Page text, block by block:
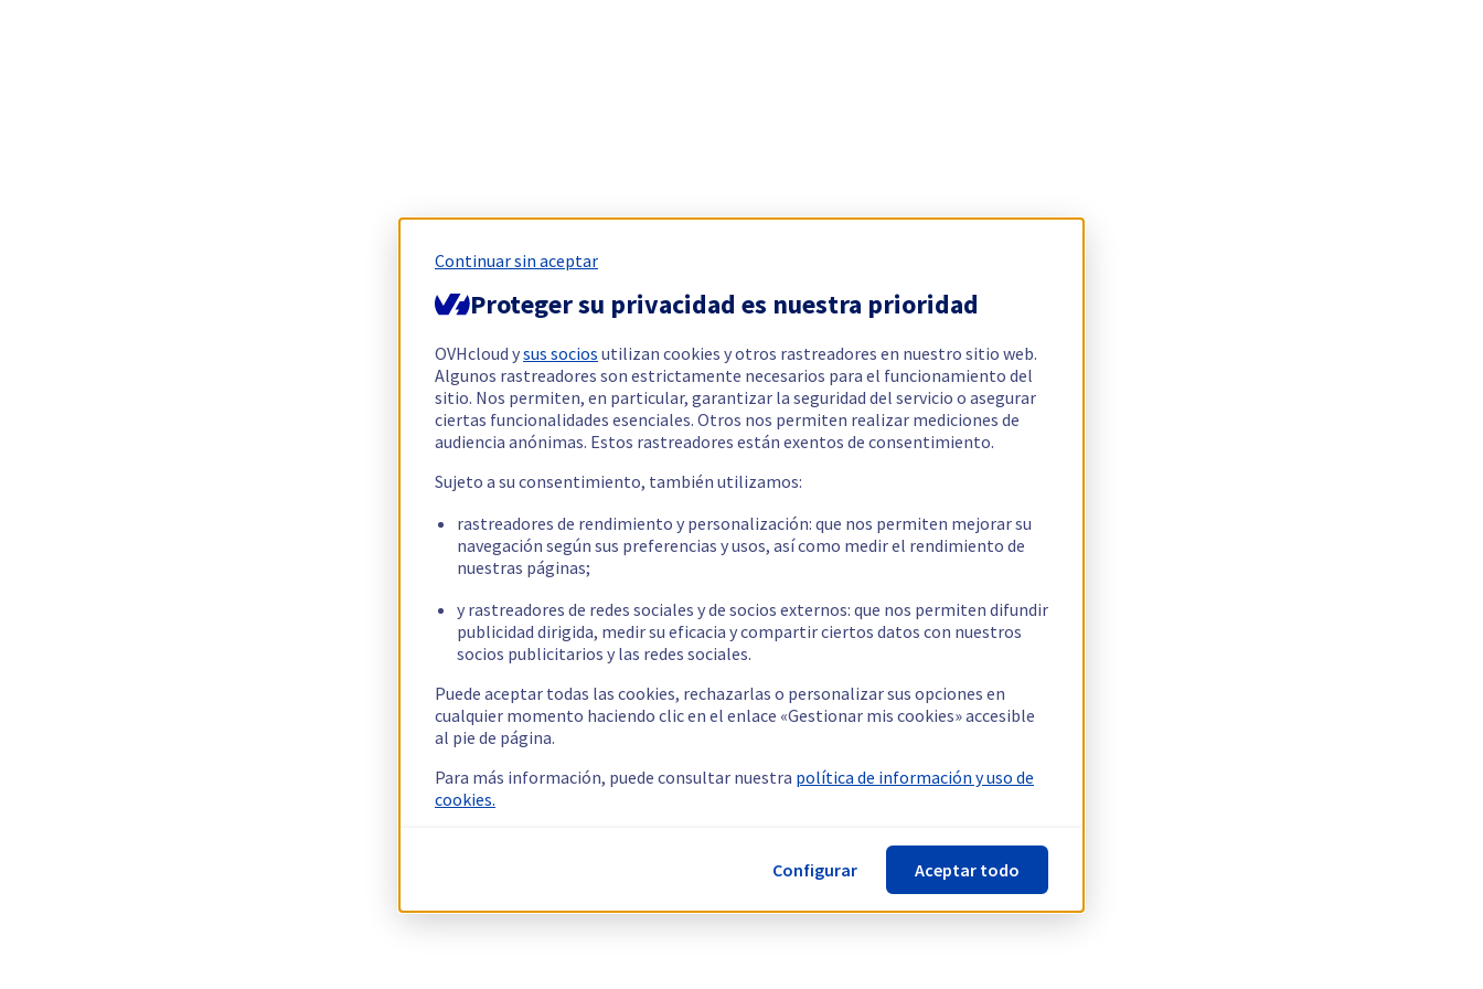
Continuar sin aceptar
Proteger su privacidad es nuestra prioridad
OVHcloud ysus socios utilizan cookies y otros rastreadores en nuestro sitio web.
Algunos rastreadores son estrictamente necesarios para el funcionamiento del
sitio. Nos permiten, en particular, garantizar la seguridad del servicio o asegurar
ciertas funcionalidades esenciales. Otros nos permiten realizar mediciones de
audiencia anónimas. Estos rastreadores están exentos de consentimiento.
Sujeto a su consentimiento, también utilizamos:
rastreadores de rendimiento y personalización: que nos permiten mejorar su
navegación según sus preferencias y usos, así como medir el rendimiento de
nuestras páginas;
y rastreadores de redes sociales y de socios externos: que nos permiten difundir
publicidad dirigida, medir su eficacia y compartir ciertos datos con nuestros
socios publicitarios y las redes sociales.
Puede aceptar todas las cookies, rechazarlas o personalizar sus opciones en
cualquier momento haciendo clic en el enlace «Gestionar mis cookies» accesible
al pie de página.
Para más información, puede consultar nuestra política de información y uso de
cookies.
Configurar Aceptar todo